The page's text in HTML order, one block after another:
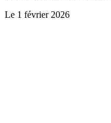
Le 1 février 2026